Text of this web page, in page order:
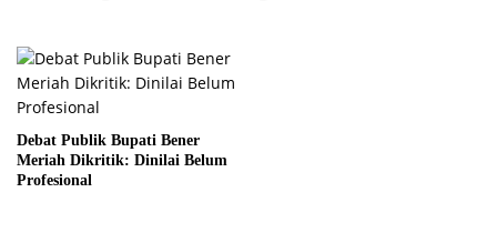
Debat Publik Bupati Bener
Meriah Dikritik: Dinilai Belum
Profesional